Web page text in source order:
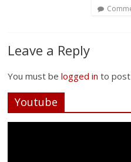
Leave a Reply
You must belogged in to post
Youtube